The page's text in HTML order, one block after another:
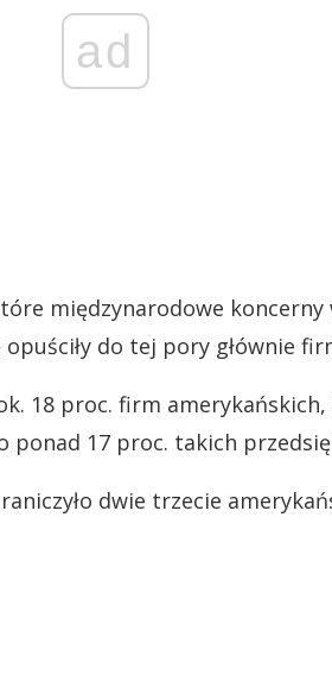
ad
międzynarodowe koncerny
do tej pory głównie
18 proc. firm
ponad 17 proc. takich
dwie trzecie